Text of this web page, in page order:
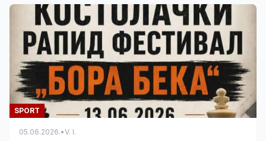
SPORT
05.06.2026.•V. I.